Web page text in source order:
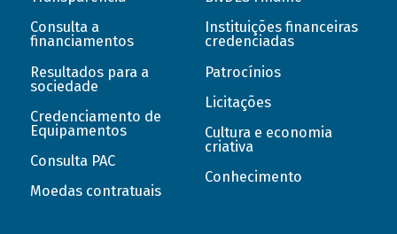
Consulta a
financiamentos
Resultados para a
sociedade
Credenciamento de
Equipamentos
Consulta PAC
Moedas contratuais
Instituições financeiras
credenciadas
Patrocínios
Licitações
Cultura e economia
criativa
Conhecimento